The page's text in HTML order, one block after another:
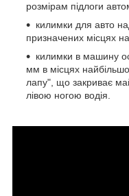
розмірам підлоги
килимки для авто
призначених місцях
килимки в машину
мм в місцях
лапу", що закриває
лівою ногою водія.